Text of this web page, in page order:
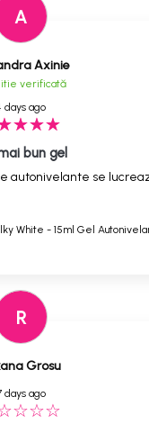
A
Axinie
verificată
days ago
bun gel
autonivelante se
White - 15ml Gel
R
Grosu
days ago